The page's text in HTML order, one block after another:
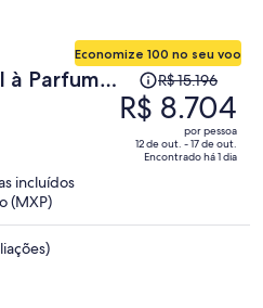
à Parfum
the
Economize 100 no seu voo
preço
era
R$ 15.196
R$ 15.196
R$ 8.704
por pessoa
12 de out. - 17 de out.
Encontrado há 1 dia
incluídos
(MXP)